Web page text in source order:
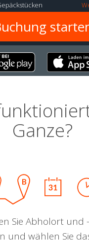
Ganze?
Sie Abholort und
und wählen Sie